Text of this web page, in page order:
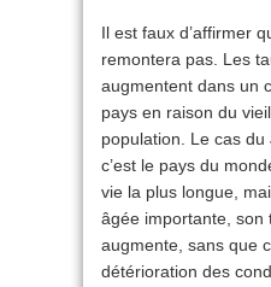
Il est faux d’affirmer
remontera pas. Les
augmentent dans un
pays en raison du
population. Le cas
c’est le pays du
vie la plus longue,
âgée importante, son
augmente, sans que
détérioration des